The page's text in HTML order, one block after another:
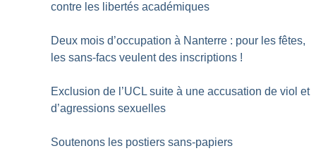
contre les libertés académiques
Deux mois d’occupation à Nanterre : pour les fêtes,
les sans-facs veulent des inscriptions !
Exclusion de l’UCL suite à une accusation de viol et
d’agressions sexuelles
Soutenons les postiers sans-papiers